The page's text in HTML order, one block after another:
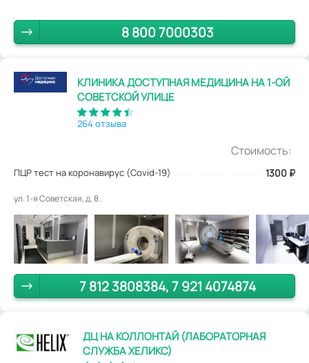
8 800 7000303
КЛИНИКА ДОСТУПНАЯ МЕДИЦИНА НА 1-ОЙ
СОВЕТСКОЙ УЛИЦЕ
264 отзыва
Стоимость:
ПЦР тест на коронавирус (Covid-19) 1300 ₽
ул. 1-я Советская, д. 8 .
7 812 3808384, 7 921 4074874
ДЦ НА КОЛЛОНТАЙ (ЛАБОРАТОРНАЯ
СЛУЖБА ХЕЛИКС)